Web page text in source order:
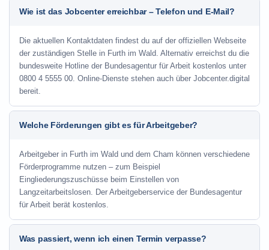
Wie ist das Jobcenter erreichbar – Telefon und E-Mail?
Die aktuellen Kontaktdaten findest du auf der offiziellen Webseite
der zuständigen Stelle in Furth im Wald. Alternativ erreichst du die
bundesweite Hotline der Bundesagentur für Arbeit kostenlos unter
0800 4 5555 00. Online-Dienste stehen auch über Jobcenter.digital
bereit.
Welche Förderungen gibt es für Arbeitgeber?
Arbeitgeber in Furth im Wald und dem Cham können verschiedene
Förderprogramme nutzen – zum Beispiel
Eingliederungszuschüsse beim Einstellen von
Langzeitarbeitslosen. Der Arbeitgeberservice der Bundesagentur
für Arbeit berät kostenlos.
Was passiert, wenn ich einen Termin verpasse?